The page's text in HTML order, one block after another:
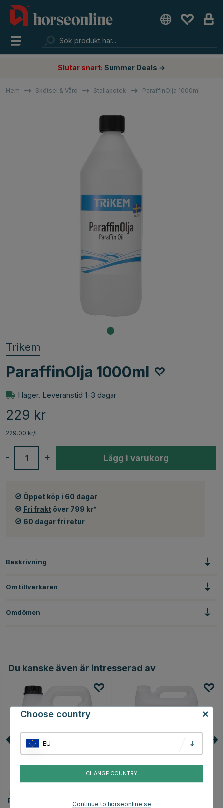
Slutar snart: Summer Deals →
Hem Skötsel & Vård Stallapotek ParaffinOlja 1000ml
Trikem
ParaffinOlja 1000ml
I lager. Leveranstid 1-3 dagar
229 kr
229.00 kr/l
+
- Lägg i varukorg
Öppet köp i 60 dagar
Fri frakt över 799 kr*
60 dagar fri retur
Beskrivning
Om tillverkaren
Omdömen
Du kanske även är intresserad av
TRIKEM
ParaffinOlja 3000ml
ParaffinOlja 5000ml
Choose country
EU
CHANGE COUNTRY
Continue to horseonline.se